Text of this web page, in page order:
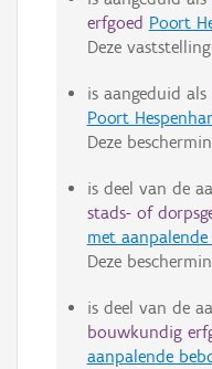
erfgoed Poort
Deze vaststelling
is aangeduid als
Poort
Deze
is deel van de
stads- of
met
Deze
is deel van de
bouwkundig
aanpalende